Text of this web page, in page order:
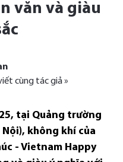
văn và giàu
cùng tác giả »
tại Quảng trường
không khí của
- Vietnam Happy